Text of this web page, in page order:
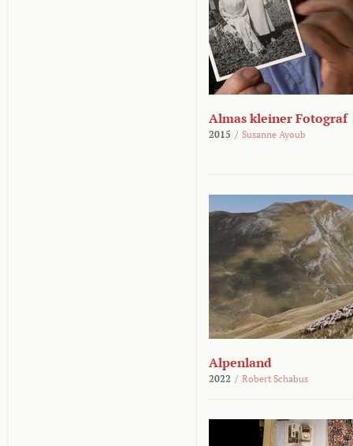
Almas kleiner Fotograf
2015 / Susanne Ayoub
Alpenland
2022 / Robert Schabus